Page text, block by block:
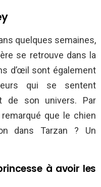
quelques semaines,
se retrouve dans la
d’œil sont également
qui se sentent
de son univers. Par
que le chien
dans Tarzan ? Un
à avoir les